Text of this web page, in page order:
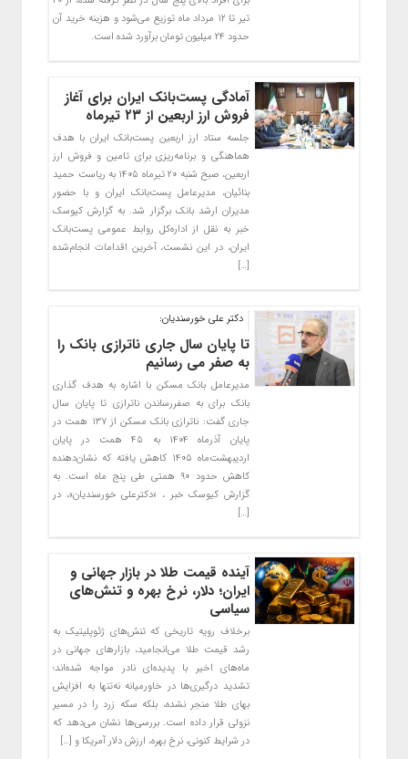
تیر تا ۱۲ مرداد ماه توزیع می‌شود و هزینه خرید آن
حدود ۲۴ میلیون تومان برآورد شده است.
آمادگی پست‌بانک ایران برای آغاز
فروش ارز اربعین از ۲۳ تیرماه
جلسه ستاد ارز اربعین پست‌بانک ایران با هدف
هماهنگی و برنامه‌ریزی برای تامین و فروش ارز
اربعین، صبح شنبه ۲۰ تیرماه ۱۴۰۵ به ریاست حمید
بنائیان، مدیرعامل پست‌بانک ایران و با حضور
مدیران ارشد بانک برگزار شد. به گزارش کیوسک
خبر به نقل از اداره‌کل روابط عمومی پست‌بانک
ایران، در این نشست، آخرین اقدامات انجام‌شده
[…]
دکتر علی خورسندیان:
تا پایان سال جاری ناترازی بانک را
به صفر می رسانیم
مدیرعامل بانک مسکن با اشاره به هدف گذاری
بانک برای به صفررساندن ناترازی تا پایان سال
جاری گفت: ناترازی بانک مسکن از ۱۳۷ همت در
پایان آذرماه ۱۴۰۴ به ۴۵ همت در پایان
اردیبهشت‌ماه ۱۴۰۵ کاهش یافته که نشان‌دهنده
کاهش حدود ۹۰ همتی طی پنج ماه است. به
گزارش کیوسک خبر ، «دکترعلی خورسندیان»، در
[…]
آینده قیمت طلا در بازار جهانی و
ایران؛ دلار، نرخ بهره و تنش‌های
سیاسی
برخلاف رویه تاریخی که تنش‌های ژئوپلیتیک به
رشد قیمت طلا می‌انجامید، بازارهای جهانی در
ماه‌های اخیر با پدیده‌ای نادر مواجه شده‌اند؛
تشدید درگیری‌ها در خاورمیانه نه‌تنها به افزایش
بهای طلا منجر نشده، بلکه سکه زرد را در مسیر
نزولی قرار داده است. بررسی‌ها نشان می‌دهد که
در شرایط کنونی، نرخ بهره، ارزش دلار آمریکا و […]